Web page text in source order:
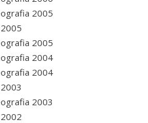
2005
2005
2004
2004
2003